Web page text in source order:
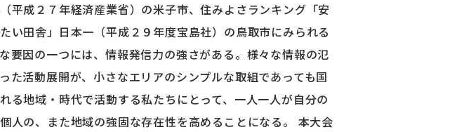
平成２７年経済産業省）の米子市、住みよさランキング「安
田舎」日本一（平成２９年度宝島社）の鳥取市にみられる
要因の一つには、情報発信力の強さがある。様々な情報の氾
活動展開が、小さなエリアのシンプルな取組であっても国
地域・時代で活動する私たちにとって、一人一人が自分の
人の、また地域の強固な存在性を高めることになる。 本大会